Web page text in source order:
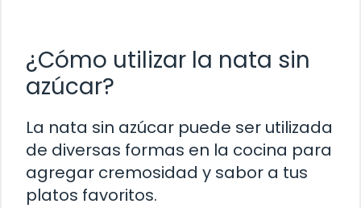
¿Cómo utilizar la nata sin
azúcar?
La nata sin azúcar puede ser utilizada
de diversas formas en la cocina para
agregar cremosidad y sabor a tus
platos favoritos.